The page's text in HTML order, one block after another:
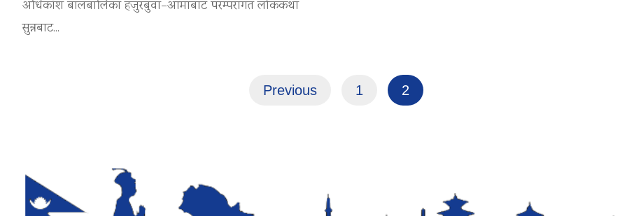
अधिकांश बालबालिका हजुरबुवा–आमाबाट परम्परागत लोककथा
सुन्नबाट...
Previous 1 2